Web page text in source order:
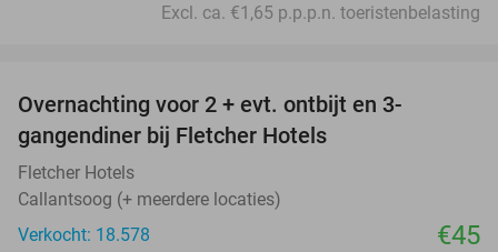
Excl. ca. €1,65 p.p.p.n. toeristenbelasting
Overnachting voor 2 + evt. ontbijt en 3-
gangendiner bij Fletcher Hotels
Fletcher Hotels
Callantsoog (+ meerdere locaties)
Verkocht: 18.578
€45